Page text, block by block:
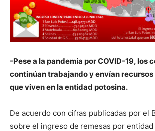
-Pese a la pandemia por COVID-19, los
continúan trabajando y envían recursos
que viven en la entidad potosina.
De acuerdo con cifras publicadas por el
sobre el ingreso de remesas por